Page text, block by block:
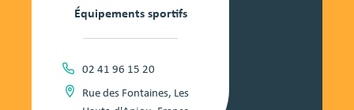
Équipements sportifs
02 41 96 15 20
Rue des Fontaines, Les